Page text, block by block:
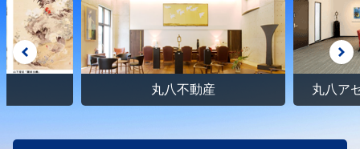
丸八不動産 丸八ア